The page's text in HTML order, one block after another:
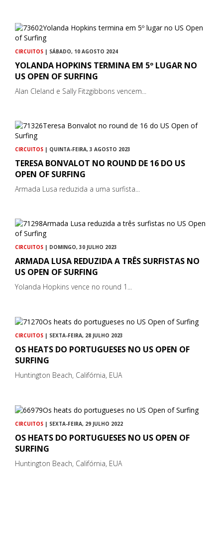
CIRCUITOS | SÁBADO, 10 AGOSTO 2024
YOLANDA HOPKINS TERMINA EM 5º LUGAR NO
US OPEN OF SURFING
Alan Cleland e Sally Fitzgibbons vencem...
CIRCUITOS | QUINTA-FEIRA, 3 AGOSTO 2023
TERESA BONVALOT NO ROUND DE 16 DO US
OPEN OF SURFING
Armada Lusa reduzida a uma surfista...
CIRCUITOS | DOMINGO, 30 JULHO 2023
ARMADA LUSA REDUZIDA A TRÊS SURFISTAS NO
US OPEN OF SURFING
Yolanda Hopkins vence no round 1...
CIRCUITOS | SEXTA-FEIRA, 28 JULHO 2023
OS HEATS DO PORTUGUESES NO US OPEN OF
SURFING
Huntington Beach, Califórnia, EUA
CIRCUITOS | SEXTA-FEIRA, 29 JULHO 2022
OS HEATS DO PORTUGUESES NO US OPEN OF
SURFING
Huntington Beach, Califórnia, EUA